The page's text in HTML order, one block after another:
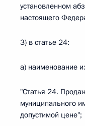
установленном
настоящего
3) в статье 24:
а) наименование
"Статья 24.
муниципального
допустимой цене";